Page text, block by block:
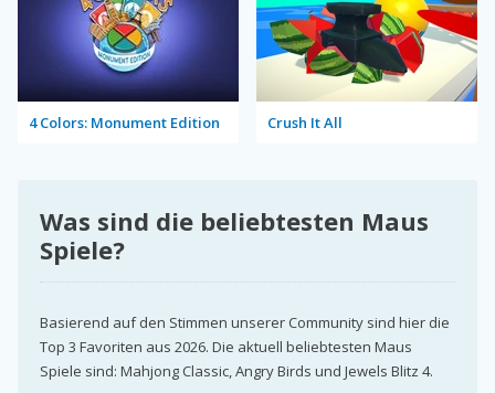
4 Colors: Monument Edition Crush It All
Was sind die beliebtesten Maus
Spiele?
Basierend auf den Stimmen unserer Community sind hier die
Top 3 Favoriten aus 2026. Die aktuell beliebtesten Maus
Spiele sind: Mahjong Classic, Angry Birds und Jewels Blitz 4.